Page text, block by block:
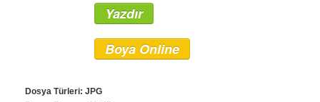
Yazdır
Boya Online
Dosya Türleri: JPG